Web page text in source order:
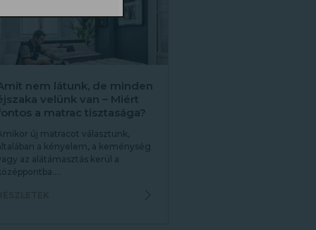
nem látunk, de minden
velünk van – Miért
a matrac tisztasága?
új matracot választunk,
a kényelem, a keménység
az alátámasztás kerül a